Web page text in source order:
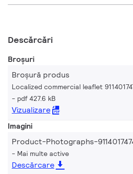
Descărcări
Broșuri
Broșură produs
Localized commercial leaflet
pdf 427.6 kB
Vizualizare
Imagini
Product-Photographs-
Mai multe active
Descărcare